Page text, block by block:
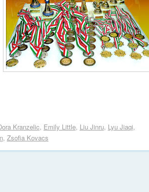
Kranzelic, Emily Little, Liu Jinru, Lyu Jiaqi,
, Zsofia Kovacs